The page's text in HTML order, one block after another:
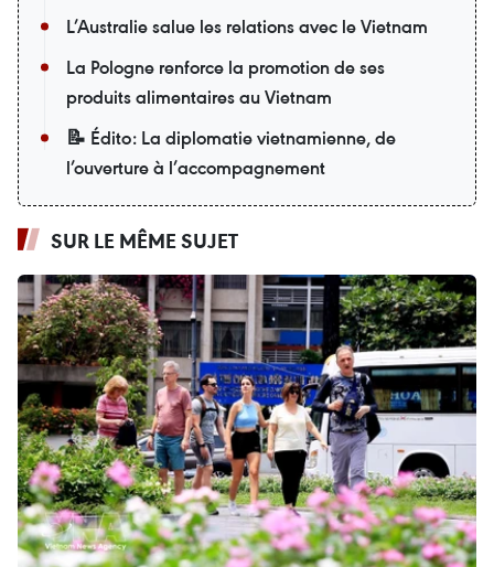
L’Australie salue les relations avec le Vietnam
La Pologne renforce la promotion de ses
produits alimentaires au Vietnam
📝 Édito: La diplomatie vietnamienne, de
l’ouverture à l’accompagnement
SUR LE MÊME SUJET